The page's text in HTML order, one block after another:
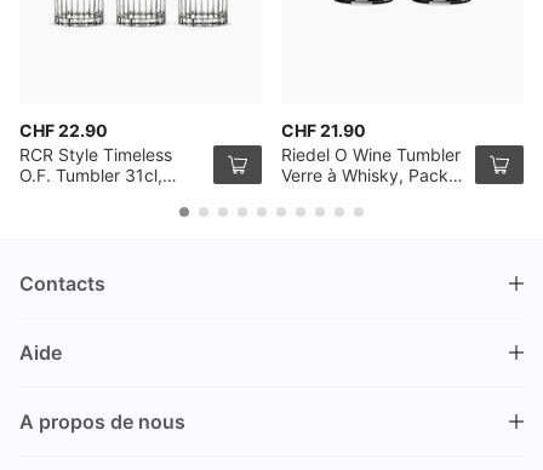
CHF 22.90
RCR Style Timeless
O.F. Tumbler 31cl,
CHF 21.90
Riedel O Wine Tumbler
Verre à Whisky, Pack
Contacts
Nüschelerstrasse 35
Suisse
Aide
Processus de commande
A propos de nous